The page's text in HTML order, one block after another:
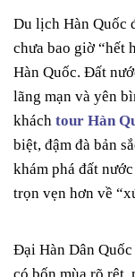
Du lịch Hàn Quốc
chưa bao giờ “hết
Hàn Quốc. Đất
lãng mạn và yên
khách tour Hàn
biệt, đậm đà bản
khám phá đất
trọn vẹn hơn về
Đại Hàn Dân